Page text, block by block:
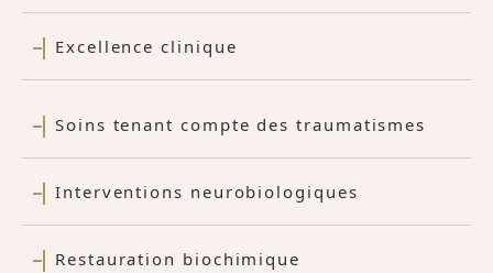
Excellence clinique
Soins tenant compte des traumatismes
Interventions neurobiologiques
Restauration biochimique